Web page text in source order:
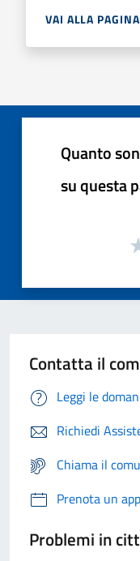
VAI ALLA PAGINA
Quanto
su questa
Contatta il
Leggi le
Richiedi
Chiama il
Prenota un
Problemi in